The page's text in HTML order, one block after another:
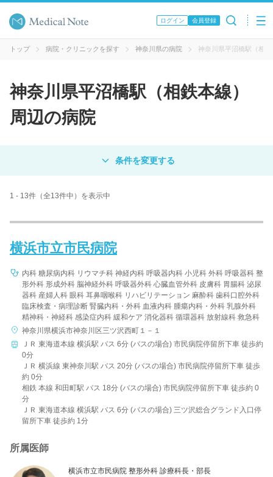
ログイン 会員登録
トップ 病院・クリニックを探す 神奈川県の病院 神奈川県平沼橋駅（相
神奈川県平沼橋駅（相鉄本線）
周辺の病院
病院 クリニック
病名 / 診療科目
病院名
条件を変更する
1 - 13件（全13件中）を表示中
横浜市立市民病院
内科 糖尿病内科 リウマチ科 神経内科 呼吸器内科 小児科 外科 呼吸器科 整
形外科 形成外科 脳神経外科 呼吸器外科 心臓血管外科 皮膚科 胃腸科 泌尿
器科 産婦人科 眼科 耳鼻咽喉科 リハビリテーション 麻酔科 歯科口腔外科
臨床検査・病理診断 腎臓内科・外科 血液内科 腫瘍内科・外科 乳腺外科
精神科・神経科 感染症内科 緩和ケア 消化器科 循環器科 放射線科 救急科
神奈川県横浜市神奈川区三ツ沢西町１－１
ＪＲ 東海道本線 横浜駅 バス 6分 (バスの場合) 市民病院停留所下車 徒歩約
0分
ＪＲ 横浜線 東神奈川駅 バス 20分 (バスの場合) 市民病院停留所下車 徒歩
約 0分
相鉄 本線 和田町駅 バス 18分 (バスの場合) 市民病院停留所下車 徒歩約 0
分
ＪＲ 東海道本線 横浜駅 バス 6分 (バスの場合) 三ツ沢総合グランド入口停
留所下車 徒歩約 1分
所属医師
横浜市立市民病院 整形外科 診療科長・部長